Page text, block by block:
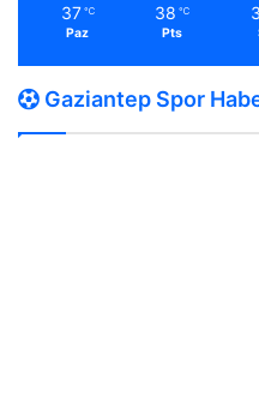
37 ℃
Paz
38 ℃
Pts
Gaziantep Spor